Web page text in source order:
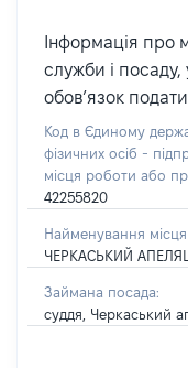
Інформація про
служби і посаду,
обов’язок
Код в Єдиному
фізичних осіб -
місця роботи або
42255820
Найменування
ЧЕРКАСЬКИЙ
Займана посада:
суддя, Черкаський